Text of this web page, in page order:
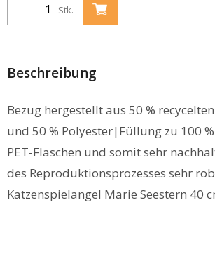
Stk.
Beschreibung
Bezug hergestellt aus 50 %
und 50 % Polyester|Füllung zu 100
PET-Flaschen und somit sehr
des Reproduktionsprozesses sehr
Katzenspielangel Marie Seestern 40